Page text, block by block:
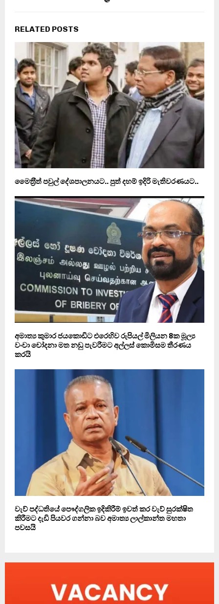
RELATED POSTS
මෛත‍්‍රීත් පවුල් දේශපාලනයට.. පුත් දහම් ඉදිරි මැතිවරණයට..
අමාත්‍ය කුමාර ජයකොඩිට එරෙහිව රුපියල් මිලියන 8ක මූල්‍ය
වංචා චෝදනා මත නඩු පැවරීමට අල්ලස් කොමිසම තීරණය
කරයි
වැව් පද්ධතියේ පෞද්ගලික ඉදිකිරීම් ඉවත් කර වැව් සුරක්ෂිත
කිරීමට දැඩි පියවර ගන්නා බව අමාත්‍ය ලාල්කාන්ත මහතා
පවසයි